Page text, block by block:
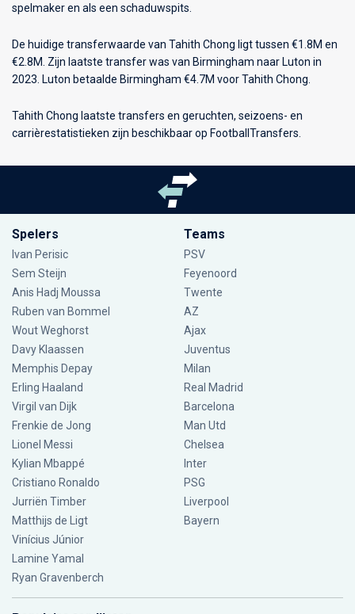
spelmaker en als een schaduwspits.
De huidige transferwaarde van Tahith Chong ligt tussen €1.8M en
€2.8M. Zijn laatste transfer was van Birmingham naar Luton in
2023. Luton betaalde Birmingham €4.7M voor Tahith Chong.
Tahith Chong laatste transfers en geruchten, seizoens- en
carrièrestatistieken zijn beschikbaar op FootballTransfers.
Spelers
Ivan Perisic
Sem Steijn
Anis Hadj Moussa
Ruben van Bommel
Wout Weghorst
Davy Klaassen
Memphis Depay
Erling Haaland
Virgil van Dijk
Frenkie de Jong
Lionel Messi
Kylian Mbappé
Cristiano Ronaldo
Jurriën Timber
Matthijs de Ligt
Vinícius Júnior
Lamine Yamal
Ryan Gravenberch
Teams
PSV
Feyenoord
Twente
AZ
Ajax
Juventus
Milan
Real Madrid
Barcelona
Man Utd
Chelsea
Inter
PSG
Liverpool
Bayern